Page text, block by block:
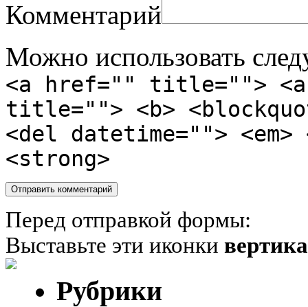
Комментарий
Можно использовать
<a href="" title="">
title=""> <b>
<del datetime="">
<strong>
Перед отправкой формы:
Выставьте эти иконки
Рубрики